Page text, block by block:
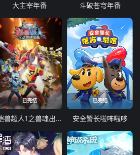
大主宰年番 斗破苍穹年番
已完结
铠兽超人1之兽魂出击
已完结
安全警长啦咘啦哆